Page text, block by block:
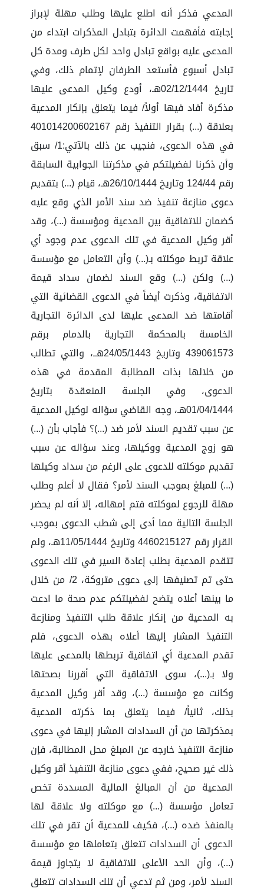
المدعي فذكر أنه اطلع عليها وطلب مهلة لإبراز
إجابته فأفهمت الدائرة بتبادل المذكرات ابتداء من
المدعى عليه بواقع تبادل واحد لكل طرف ومدة كل
تبادل أسبوع فأستعد الطرفان لإتمام ذلك، وفي
تاريخ 02/12/1444هـ، أودع وكيل المدعى عليها
مذكرة أفاد فيها أولاً/ فيما يتعلق بإنكار المدعية
بعلاقة (...) بقرار التنفيذ رقم 401014200602167
في هذه الدعوى، فنجيب عن ذلك بالآتي:1/ سبق
وأن ذكرنا لفضيلتكم في مذكرتنا الجوابية السابقة
رقم 124/44 وتاريخ 26/10/1444هـ، قيام (...) بتقديم
دعوى منازعة تنفيذ ضد سند الأمر الذي وقع عليه
كضمان للاتفاقية بين المدعية ومؤسسة (...)، وقد
أقر وكيل المدعية في تلك الدعوى عدم وجود أي
علاقة تربط موكلته بـ(...) وأن التعامل مع مؤسسة
(...) ولكن (...) وقع السند لضمان سداد قيمة
الاتفاقية، وذكرت أيضاً في الدعوى القضائية التي
أقامتها ضد المدعى عليها لدى الدائرة التجارية
الخامسة بالمحكمة التجارية بالدمام برقم
439061573 وتاريخ 24/05/1443هــ، والتي تطالب
من خلالها بذات المطالبة المقدمة في هذه
الدعوى، وفي الجلسة المنعقدة بتاريخ
01/04/1444هـ، وجه القاضي سؤاله لوكيل المدعية
عن سبب تقديم السند لأمر ضد (...)؟ فأجاب بأن (...)
هو زوج المدعية ووكيلها، وعند سؤاله عن سبب
تقديم موكلته للدعوى على الرغم من سداد وكيلها
(...) للمبلغ بموجب السند لأمر؟ فقال لا أعلم وطلب
مهلة للرجوع لموكلته فتم إمهاله، إلا أنه لم يحضر
الجلسة التالية مما أدى إلى شطب الدعوى بموجب
القرار رقم 4460215127 وتاريخ 11/05/1444هـ، ولم
تتقدم المدعية بطلب إعادة السير في تلك الدعوى
حتى تم تصنيفها إلى دعوى متروكة، 2/ من خلال
ما بينها أعلاه يتضح لفضيلتكم عدم صحة ما ادعت
به المدعية من إنكار علاقة طلب التنفيذ ومنازعة
التنفيذ المشار إليها أعلاه بهذه الدعوى، فلم
تقدم المدعية أي اتفاقية تربطها بالمدعى عليها
ولا بـ(...)، سوى الاتفاقية التي أقررنا بصحتها
وكانت مع مؤسسة (...)، وقد أقر وكيل المدعية
بذلك، ثانياً/ فيما يتعلق بما ذكرته المدعية
بمذكرتها من أن السدادات المشار إليها في دعوى
منازعة التنفيذ خارجه عن المبلغ محل المطالبة، فإن
ذلك غير صحيح، ففي دعوى منازعة التنفيذ أقر وكيل
المدعية من أن المبالغ المالية المسددة تخص
تعامل مؤسسة (...) مع موكلته ولا علاقة لها
بالمنفذ ضده (...)، فكيف للمدعية أن تقر في تلك
الدعوى أن السدادات تتعلق بتعاملها مع مؤسسة
(...)، وأن الحد الأعلى للاتفاقية لا يتجاوز قيمة
السند لأمر، ومن ثم تدعي أن تلك السدادات تتعلق